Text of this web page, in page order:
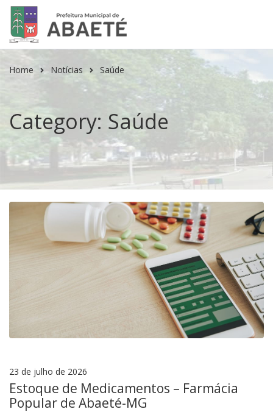
Home Notícias Saúde
Category: Saúde
23 de julho de 2026
Estoque de Medicamentos – Farmácia
Popular de Abaeté-MG